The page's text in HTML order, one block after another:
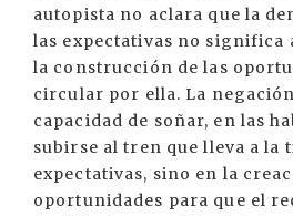
autopista no aclara que la
las expectativas no significa
la construcción de las
circular por ella. La
capacidad de soñar, en las
subirse al tren que lleva a la
expectativas, sino en la
oportunidades para que el